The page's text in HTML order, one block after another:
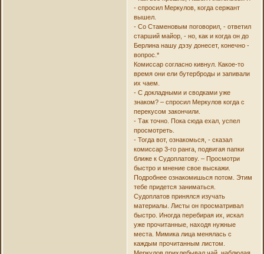
- спросил Меркулов, когда сержант
вышел.
- Со Стаменовым поговорил, - ответил
старший майор, - но, как и когда он до
Берлина нашу дэзу донесет, конечно -
вопрос.*
Комиссар согласно кивнул. Какое-то
время они ели бутерброды и запивали
их чаем.
- С докладными и сводками уже
знаком? – спросил Меркулов когда с
перекусом закончили.
- Так точно. Пока сюда ехал, успел
просмотреть.
- Тогда вот, ознакомься, - сказал
комиссар 3-го ранга, подвигая папки
ближе к Судоплатову. – Просмотри
быстро и мнение свое выскажи.
Подробнее ознакомишься потом. Этим
тебе придется заниматься.
Судоплатов принялся изучать
материалы. Листы он просматривал
быстро. Иногда перебирая их, искал
уже прочитанные, находя нужные
места. Мимика лица менялась с
каждым прочитанным листом.